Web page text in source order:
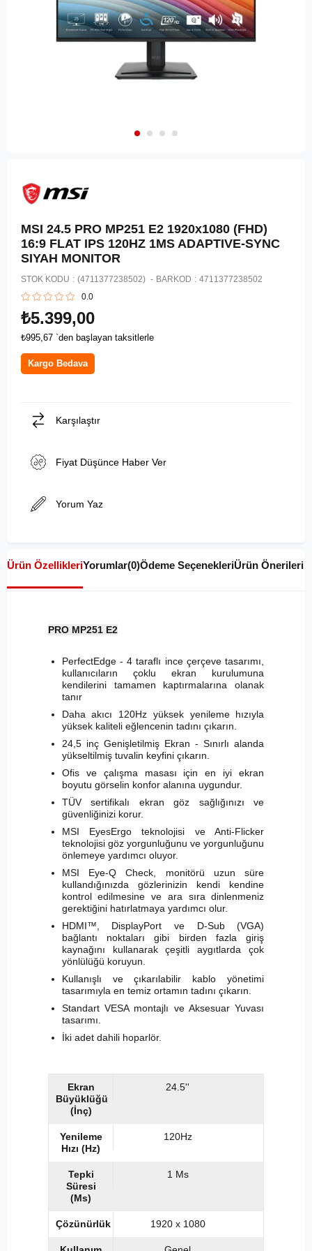
MSI 24.5 PRO MP251 E2 1920x1080 (FHD)
16:9 FLAT IPS 120HZ 1MS ADAPTIVE-SYNC
SIYAH MONITOR
STOK KODU (4711377238502) BARKOD : 4711377238502
0.0
₺5.399,00
₺995,67 `den başlayan taksitlerle
Kargo Bedava
Karşılaştır
Fiyat Düşünce Haber Ver
Yorum Yaz
Ürün ÖzellikleriYorumlar(0)Ödeme SeçenekleriÜrün Önerileri
PRO MP251 E2
PerfectEdge - 4 taraflı ince çerçeve tasarımı,
kullanıcıların çoklu ekran kurulumuna
kendilerini tamamen kaptırmalarına olanak
tanır
Daha akıcı 120Hz yüksek yenileme hızıyla
yüksek kaliteli eğlencenin tadını çıkarın.
24,5 inç Genişletilmiş Ekran - Sınırlı alanda
yükseltilmiş tuvalin keyfini çıkarın.
Ofis ve çalışma masası için en iyi ekran
boyutu görselin konfor alanına uygundur.
TÜV sertifikalı ekran göz sağlığınızı ve
güvenliğinizi korur.
MSI EyesErgo teknolojisi ve Anti-Flicker
teknolojisi göz yorgunluğunu ve yorgunluğunu
önlemeye yardımcı oluyor.
MSI Eye-Q Check, monitörü uzun süre
kullandığınızda gözlerinizin kendi kendine
kontrol edilmesine ve ara sıra dinlenmeniz
gerektiğini hatırlatmaya yardımcı olur.
HDMI™, DisplayPort ve D-Sub (VGA)
bağlantı noktaları gibi birden fazla giriş
kaynağını kullanarak çeşitli aygıtlarda çok
yönlülüğü koruyun.
Kullanışlı ve çıkarılabilir kablo yönetimi
tasarımıyla en temiz ortamın tadını çıkarın.
Standart VESA montajlı ve Aksesuar Yuvası
tasarımı.
İki adet dahili hoparlör.
Ekran
Büyüklüğü
(İnç)
24.5''
Yenileme
Hızı (Hz)
120Hz
Tepki
Süresi
(Ms)
1 Ms
Çözünürlük 1920 x 1080